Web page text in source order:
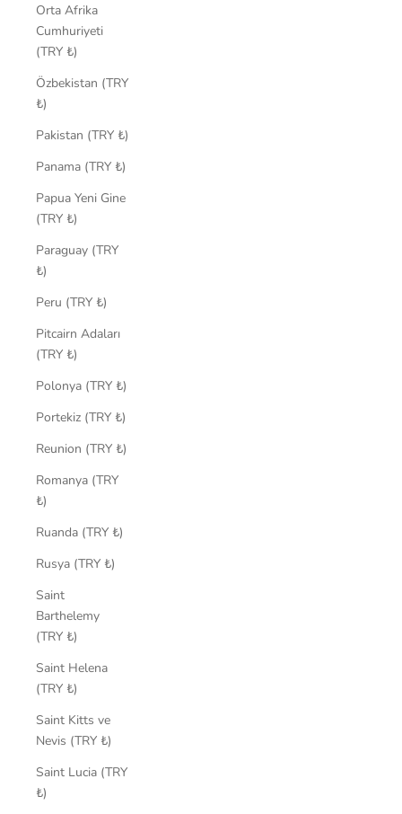
Orta Afrika
Cumhuriyeti
(TRY ₺)
Özbekistan (TRY
₺)
Pakistan (TRY ₺)
Panama (TRY ₺)
Papua Yeni Gine
(TRY ₺)
Paraguay (TRY
₺)
Peru (TRY ₺)
Pitcairn Adaları
(TRY ₺)
Polonya (TRY ₺)
Portekiz (TRY ₺)
Reunion (TRY ₺)
Romanya (TRY
₺)
Ruanda (TRY ₺)
Rusya (TRY ₺)
Saint
Barthelemy
(TRY ₺)
Saint Helena
(TRY ₺)
Saint Kitts ve
Nevis (TRY ₺)
Saint Lucia (TRY
₺)